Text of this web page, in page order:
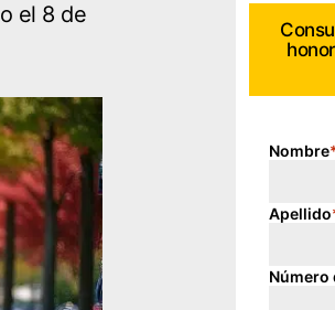
el 8 de
Nombre
Apellido
Número